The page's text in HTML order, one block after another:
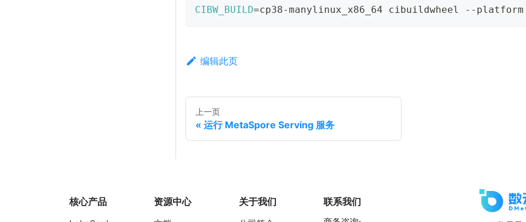
CIBW_BUILD=cp38-manylinux_x86_64 cibuildwheel --
编辑此页
上一页
运行 MetaSpore Serving 服务
核心产品 资源中心 关于我们 联系我们